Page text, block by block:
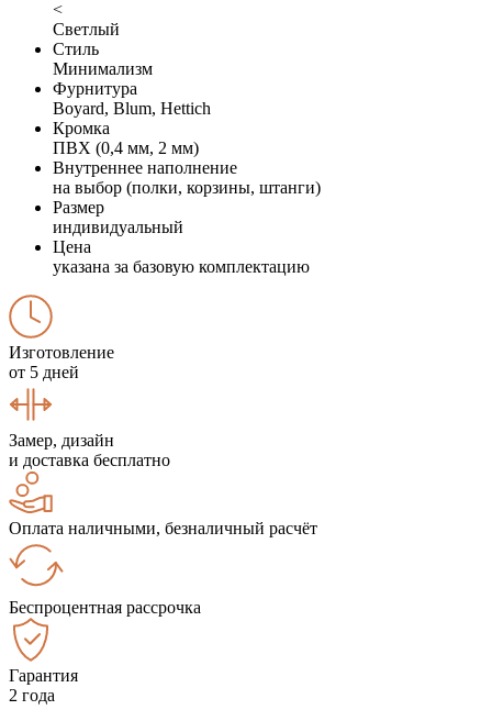
<
Светлый
Стиль
Минимализм
Фурнитура
Boyard, Blum, Hettich
Кромка
ПВХ (0,4 мм, 2 мм)
Внутреннее наполнение
на выбор (полки, корзины, штанги)
Размер
индивидуальный
Цена
указана за базовую комплектацию
Изготовление
от 5 дней
Замер, дизайн
и доставка бесплатно
Оплата наличными, безналичный расчёт
Беспроцентная рассрочка
Гарантия
2 года